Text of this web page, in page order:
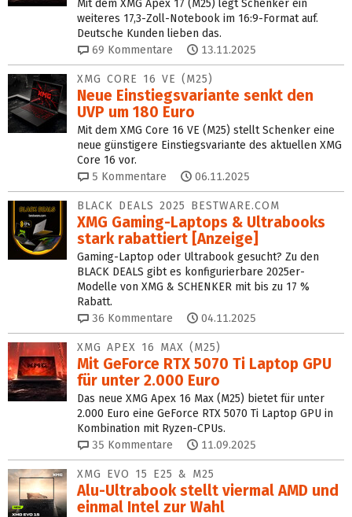
Mit dem XMG Apex 17 (M25) legt Schenker ein
weiteres 17,3-Zoll-Notebook im 16:9-Format auf.
Deutsche Kunden lieben das.
69 Kommentare 13.11.2025
XMG CORE 16 VE (M25)
Neue Einstiegsvariante senkt den
UVP um 180 Euro
Mit dem XMG Core 16 VE (M25) stellt Schenker eine
neue günstigere Einstiegsvariante des aktuellen XMG
Core 16 vor.
5 Kommentare 06.11.2025
BLACK DEALS 2025 BESTWARE.COM
XMG Gaming-Laptops & Ultrabooks
stark rabattiert [Anzeige]
Gaming-Laptop oder Ultrabook gesucht? Zu den
BLACK DEALS gibt es konfigurierbare 2025er-
Modelle von XMG & SCHENKER mit bis zu 17 %
Rabatt.
36 Kommentare 04.11.2025
XMG APEX 16 MAX (M25)
Mit GeForce RTX 5070 Ti Laptop GPU
für unter 2.000 Euro
Das neue XMG Apex 16 Max (M25) bietet für unter
2.000 Euro eine GeForce RTX 5070 Ti Laptop GPU in
Kombination mit Ryzen-CPUs.
35 Kommentare 11.09.2025
XMG EVO 15 E25 & M25
Alu-Ultrabook stellt viermal AMD und
einmal Intel zur Wahl